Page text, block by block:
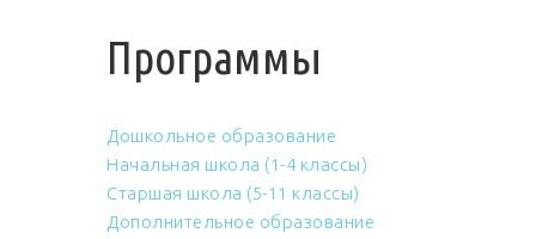
Программы
Дошкольное образование
Начальная школа (1-4 классы)
Старшая школа (5-11 классы)
Дополнительное образование